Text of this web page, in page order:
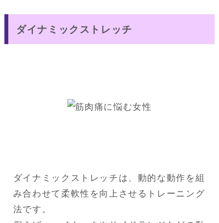
ダイナミックストレッチ
ダイナミックストレッチは、動的な動作を組
み合わせて柔軟性を向上させるトレーニング
法です。